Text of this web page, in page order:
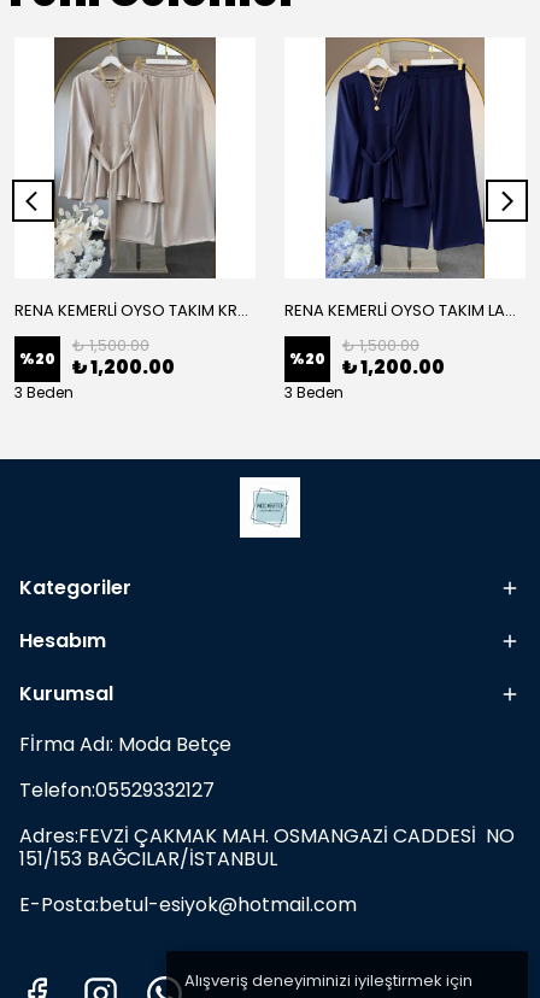
Alışveriş deneyiminizi iyileştirmek için
RENA KEMERLİ OYSO TAKIM KREM
%20
₺ 1,500.00
₺ 1,200.00
3 Beden
RENA KEMERLİ OYSO TAKIM LACİVERT
%20
₺ 1,500.00
₺ 1,200.00
3 Beden
Kategoriler
Hesabım
Kurumsal
Fİrma Adı: Moda Betçe
Telefon:05529332127
Adres:FEVZİ ÇAKMAK MAH. OSMANGAZİ CADDESİ NO
151/153 BAĞCILAR/İSTANBUL
E-Posta:betul-esiyok@hotmail.com